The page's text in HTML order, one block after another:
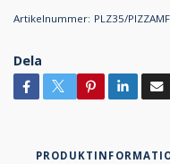
Artikelnummer: PLZ35/
Dela